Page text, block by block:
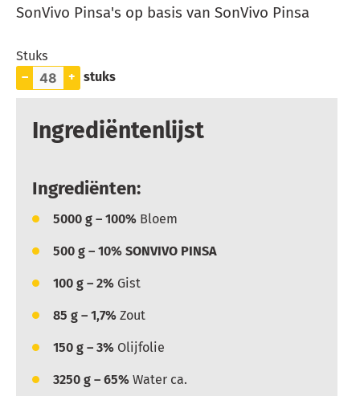
SonVivo Pinsa's op basis van SonVivo Pinsa
Stuks
–
+ stuks
Ingrediëntenlijst
Ingrediënten:
5000 g – 100% Bloem
500 g – 10% SONVIVO PINSA
100 g – 2% Gist
85 g – 1,7% Zout
150 g – 3% Olijfolie
3250 g – 65% Water ca.